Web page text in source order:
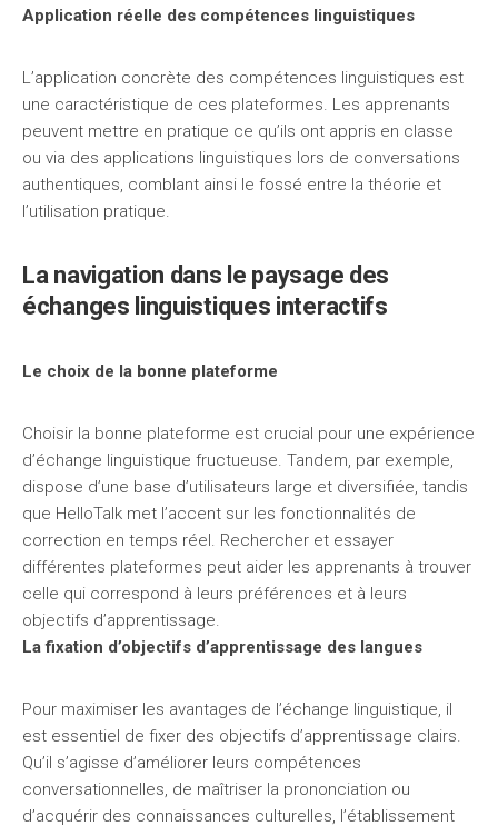
Application réelle des compétences linguistiques
L’application concrète des compétences linguistiques est
une caractéristique de ces plateformes. Les apprenants
peuvent mettre en pratique ce qu’ils ont appris en classe
ou via des applications linguistiques lors de conversations
authentiques, comblant ainsi le fossé entre la théorie et
l’utilisation pratique.
La navigation dans le paysage des
échanges linguistiques interactifs
Le choix de la bonne plateforme
Choisir la bonne plateforme est crucial pour une expérience
d’échange linguistique fructueuse. Tandem, par exemple,
dispose d’une base d’utilisateurs large et diversifiée, tandis
que HelloTalk met l’accent sur les fonctionnalités de
correction en temps réel. Rechercher et essayer
différentes plateformes peut aider les apprenants à trouver
celle qui correspond à leurs préférences et à leurs
objectifs d’apprentissage.
La fixation d’objectifs d’apprentissage des langues
Pour maximiser les avantages de l’échange linguistique, il
est essentiel de fixer des objectifs d’apprentissage clairs.
Qu’il s’agisse d’améliorer leurs compétences
conversationnelles, de maîtriser la prononciation ou
d’acquérir des connaissances culturelles, l’établissement